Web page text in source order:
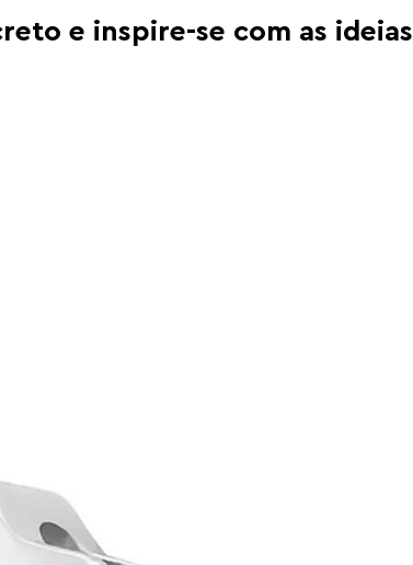
e inspire-se com as ideias